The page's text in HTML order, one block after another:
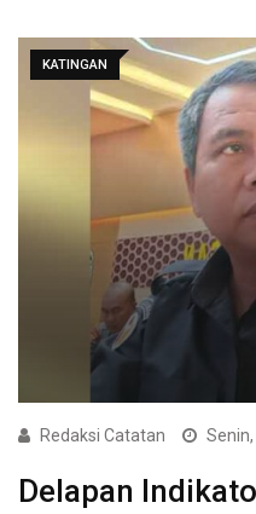
KATINGAN
Redaksi Catatan
Delapan